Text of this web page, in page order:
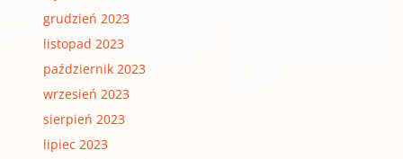
grudzień 2023
listopad 2023
październik 2023
wrzesień 2023
sierpień 2023
lipiec 2023